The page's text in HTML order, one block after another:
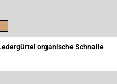
of 5 Customer Rating
organische Schnalle